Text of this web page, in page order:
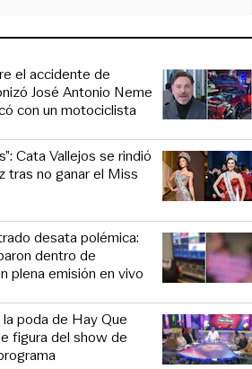
el accidente de
José Antonio Neme
con un motociclista
Cata Vallejos se rindió
tras no ganar el Miss
desata polémica:
dentro de
plena emisión en vivo
poda de Hay Que
figura del show de